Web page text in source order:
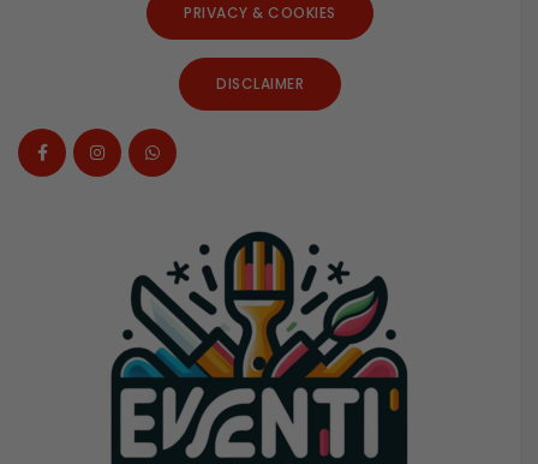
PRIVACY & COOKIES
DISCLAIMER